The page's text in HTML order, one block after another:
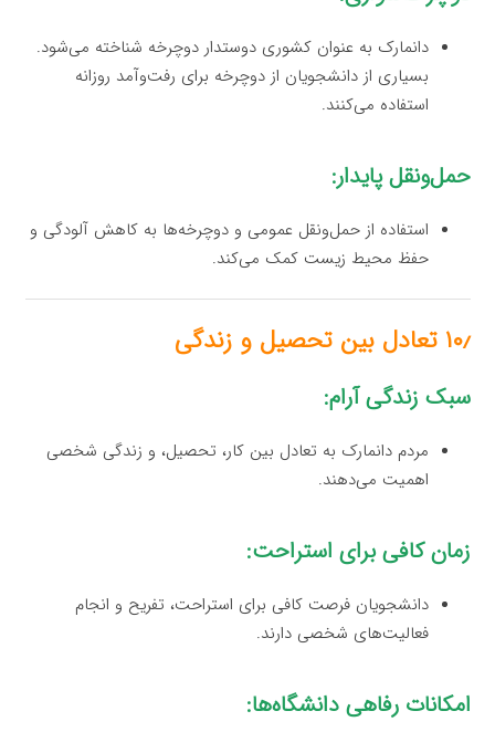
دانمارک به عنوان کشوری دوستدار دوچرخه شناخته می‌شود.
بسیاری از دانشجویان از دوچرخه برای رفت‌وآمد روزانه
استفاده می‌کنند.
حمل‌ونقل پایدار:
استفاده از حمل‌ونقل عمومی و دوچرخه‌ها به کاهش آلودگی و
حفظ محیط زیست کمک می‌کند.
۱۰٫ تعادل بین تحصیل و زندگی
سبک زندگی آرام:
مردم دانمارک به تعادل بین کار، تحصیل، و زندگی شخصی
اهمیت می‌دهند.
زمان کافی برای استراحت:
دانشجویان فرصت کافی برای استراحت، تفریح و انجام
فعالیت‌های شخصی دارند.
امکانات رفاهی دانشگاه‌ها: